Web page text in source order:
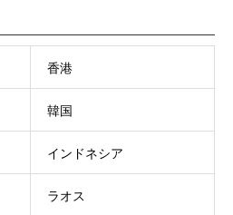
香港
韓国
インドネシア
ラオス